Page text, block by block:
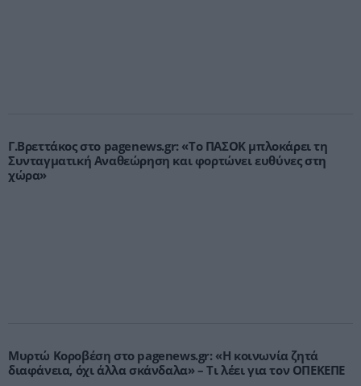
Γ.Βρεττάκος στο pagenews.gr: «Το ΠΑΣΟΚ μπλοκάρει τη
Συνταγματική Αναθεώρηση και φορτώνει ευθύνες στη
χώρα»
Μυρτώ Κοροβέση στο pagenews.gr: «Η κοινωνία ζητά
διαφάνεια, όχι άλλα σκάνδαλα» – Τι λέει για τον ΟΠΕΚΕΠΕ